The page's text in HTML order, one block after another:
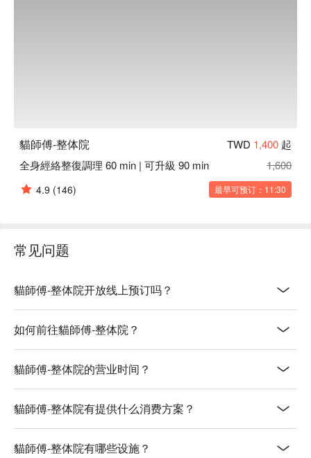
貓師傅-整体院 TWD 1,400 起
全身經絡整復調理 60 min | 可升級 90 min
1,600
4.9 (146) 最早可预订：11:30
常见问题
貓師傅-整体院开放线上预订吗？
如何前往貓師傅-整体院？
貓師傅-整体院的营业时间？
貓師傅-整体院有提供什么消费方案？
貓師傅-整体院有哪些设施？